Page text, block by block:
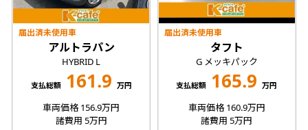
届出済未使用車
アルトラパン
HYBRID L
支払総額 161.9 万円
車両価格 156.9万円
諸費用 5万円
届出済未使用車
タフト
G メッキパック
支払総額 165.9 万円
車両価格 160.9万円
諸費用 5万円